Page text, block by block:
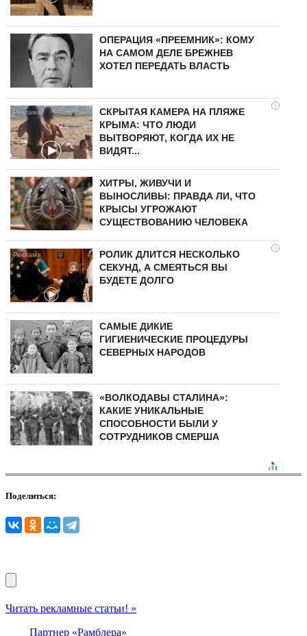
ОПЕРАЦИЯ «ПРЕЕМНИК»: КОМУ
НА САМОМ ДЕЛЕ БРЕЖНЕВ
ХОТЕЛ ПЕРЕДАТЬ ВЛАСТЬ
i
СКРЫТАЯ КАМЕРА НА ПЛЯЖЕ
КРЫМА: ЧТО ЛЮДИ
ВЫТВОРЯЮТ, КОГДА ИХ НЕ
ВИДЯТ...
ХИТРЫ, ЖИВУЧИ И
ВЫНОСЛИВЫ: ПРАВДА ЛИ, ЧТО
КРЫСЫ УГРОЖАЮТ
СУЩЕСТВОВАНИЮ ЧЕЛОВЕКА
i
РОЛИК ДЛИТСЯ НЕСКОЛЬКО
СЕКУНД, А СМЕЯТЬСЯ ВЫ
БУДЕТЕ ДОЛГО
САМЫЕ ДИКИЕ
ГИГИЕНИЧЕСКИЕ ПРОЦЕДУРЫ
СЕВЕРНЫХ НАРОДОВ
«ВОЛКОДАВЫ СТАЛИНА»:
КАКИЕ УНИКАЛЬНЫЕ
СПОСОБНОСТИ БЫЛИ У
СОТРУДНИКОВ СМЕРША
Поделиться:
Читать рекламные статьи! »
Партнер «Рамблера»